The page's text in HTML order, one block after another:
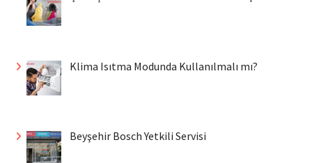
Klima Isıtma Modunda Kullanılmalı mı?
Beyşehir Bosch Yetkili Servisi